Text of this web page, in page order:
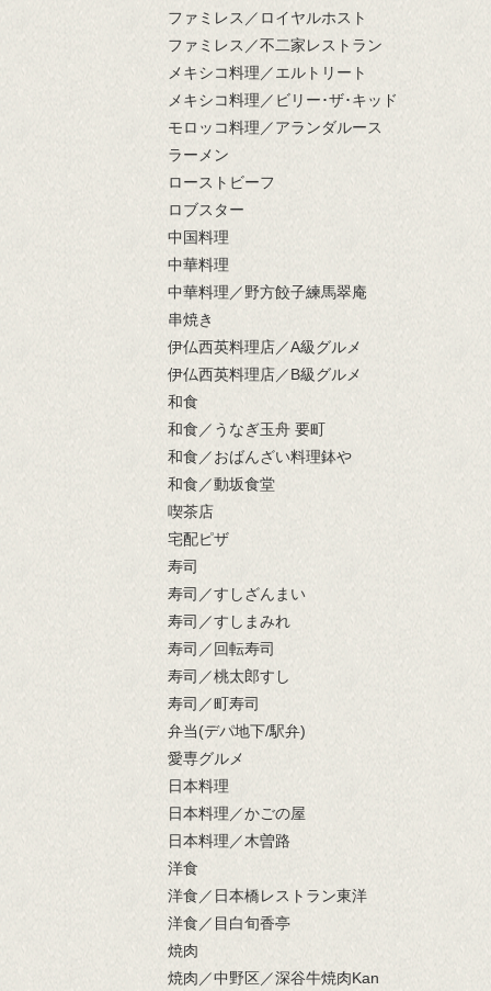
ファミレス／ロイヤルホスト
ファミレス／不二家レストラン
メキシコ料理／エルトリート
メキシコ料理／ビリー･ザ･キッド
モロッコ料理／アランダルース
ラーメン
ローストビーフ
ロブスター
中国料理
中華料理
中華料理／野方餃子練馬翠庵
串焼き
伊仏西英料理店／A級グルメ
伊仏西英料理店／B級グルメ
和食
和食／うなぎ玉舟 要町
和食／おばんざい料理鉢や
和食／動坂食堂
喫茶店
宅配ピザ
寿司
寿司／すしざんまい
寿司／すしまみれ
寿司／回転寿司
寿司／桃太郎すし
寿司／町寿司
弁当(デパ地下/駅弁)
愛専グルメ
日本料理
日本料理／かごの屋
日本料理／木曽路
洋食
洋食／日本橋レストラン東洋
洋食／目白旬香亭
焼肉
焼肉／中野区／深谷牛焼肉Kan